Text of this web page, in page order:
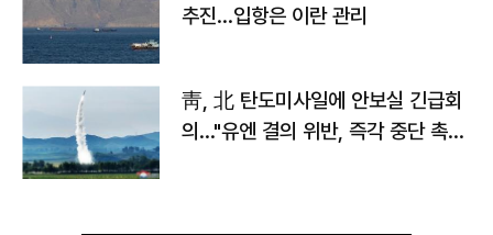
추진…입항은 이란 관리
靑, 北 탄도미사일에 안보실 긴급회
의…"유엔 결의 위반, 즉각 중단 촉